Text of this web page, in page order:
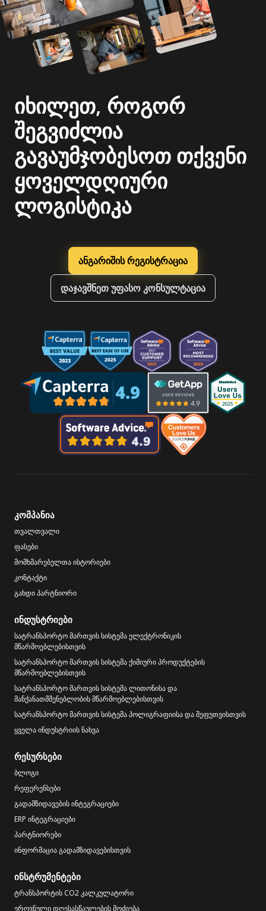
იხილეთ, როგორ
შეგვიძლია
გავაუმჯობესოთ თქვენი
ყოველდღიური
ლოგისტიკა
ანგარიშის რეგისტრაცია
დაჯავშნეთ უფასო კონსულტაცია
კომპანია
თვალთვალი
ფასები
მომხმარებელთა ისტორიები
კონტაქტი
გახდი პარტნიორი
ინდუსტრიები
სატრანსპორტო მართვის სისტემა ელექტრონიკის
მწარმოებლებისთვის
სატრანსპორტო მართვის სისტემა ქიმიური პროდუქტების
მწარმოებლებისთვის
სატრანსპორტო მართვის სისტემა ლითონისა და
მანქანათმშენებლობის მწარმოებლებისთვის
სატრანსპორტო მართვის სისტემა პოლიგრაფიისა და შეფუთვისთვის
ყველა ინდუსტრიის ნახვა
რესურსები
ბლოგი
რეფერენსები
გადამზიდავების ინტეგრაციები
ERP ინტეგრაციები
პარტნიორები
ინფორმაცია გადამზიდავებისთვის
ინსტრუმენტები
ტრანსპორტის CO2 კალკულატორი
ეროვნული დღესასწაულების მოძიება